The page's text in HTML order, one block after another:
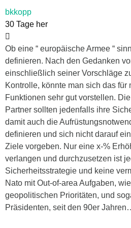
bkkopp
30 Tage her
Ob eine “ europäische Armee “
definieren. Nach den Gedanken
einschließlich seiner Vorschläge
Kontrolle, könnte man sich das für
Funktionen sehr gut vorstellen.
Partner sollten jedenfalls ihre
damit auch die
definieren und sich nicht darauf
Ziele vorgeben. Nur eine x-%
verlangen und durchzusetzen ist
Sicherheitsstrategie und keine
Nato mit Out-of-area Aufgaben,
geopolitischen Prioritäten, und
Präsidenten, seit den 90er Jahren